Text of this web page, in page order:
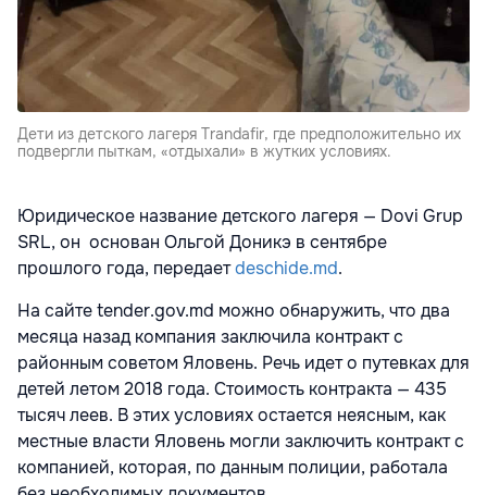
Дети из детского лагеря Trandafir, где предположительно их
подвергли пыткам, «отдыхали» в жутких условиях.
Юридическое название детского лагеря — Dovi Grup
SRL, он основан Ольгой Доникэ в сентябре
прошлого года, передаетdeschide.md.
На сайте tender.gov.md можно обнаружить, что два
месяца назад компания заключила контракт с
районным советом Яловень. Речь идет о путевках для
детей летом 2018 года. Стоимость контракта — 435
тысяч леев. В этих условиях остается неясным, как
местные власти Яловень могли заключить контракт с
компанией, которая, по данным полиции, работала